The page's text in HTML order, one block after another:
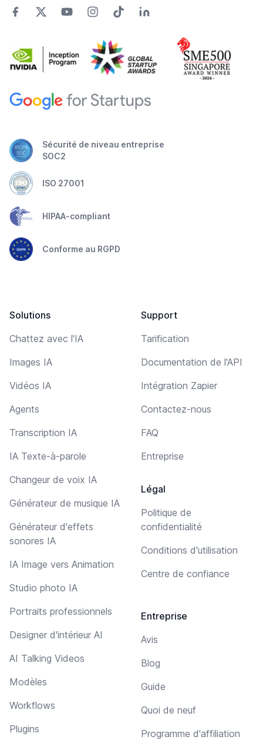
Sécurité de niveau entreprise
SOC2
ISO 27001
HIPAA-compliant
Conforme au RGPD
Solutions
Chattez avec l'IA
Images IA
Vidéos IA
Agents
Transcription IA
IA Texte-à-parole
Changeur de voix IA
Générateur de musique IA
Générateur d'effets
sonores IA
IA Image vers Animation
Studio photo IA
Portraits professionnels
Designer d'intérieur AI
AI Talking Videos
Modèles
Workflows
Plugins
Support
Tarification
Documentation de l'API
Intégration Zapier
Contactez-nous
FAQ
Entreprise
Légal
Politique de
confidentialité
Conditions d'utilisation
Centre de confiance
Entreprise
Avis
Blog
Guide
Quoi de neuf
Programme d'affiliation